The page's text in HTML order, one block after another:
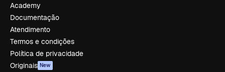
Academy
Documentação
Atendimento
Termos e condições
Política de privacidade
Originais New